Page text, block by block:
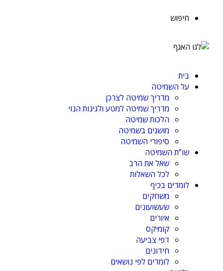
חיפוש
בית
על השמיטה
מדריך שמיטה לצרכן
מדריך שמיטה למטע ולגינות הנוי
הלכות שמיטה
מושגים בשמיטה
סיפורי השמיטה
שו”ת השמיטה
שאל את הרב
לכל השאלות
לומדים בכיף
משחקים
שעשועונים
איורים
קומיקס
דפי צביעה
חידונים
לומדים לפי נושאים